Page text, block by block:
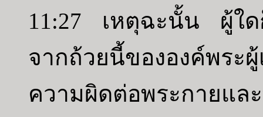
11:27 เหตุฉะนั้น ผู้ใ
จากถ้วยนี้ขององค์พระ
ความผิดต่อพระกายแล